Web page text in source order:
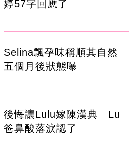
婷57字回應了
Selina飄孕味稱順其自然
五個月後狀態曝
後悔讓Lulu嫁陳漢典 Lu
爸鼻酸落淚認了